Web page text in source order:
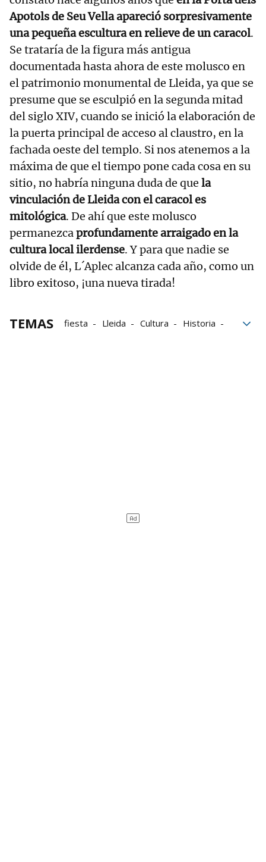
Apotols de Seu Vella apareció sorpresivamente
una pequeña escultura en relieve de un caracol.
Se trataría de la figura más antigua
documentada hasta ahora de este molusco en
el patrimonio monumental de Lleida, ya que se
presume que se esculpió en la segunda mitad
del siglo XIV, cuando se inició la elaboración de
la puerta principal de acceso al claustro, en la
fachada oeste del templo. Si nos atenemos a la
máxima de que el tiempo pone cada cosa en su
sitio, no habría ninguna duda de que la
vinculación de Lleida con el caracol es
mitológica. De ahí que este molusco
permanezcaprofundamente arraigado en la
cultura local ilerdense. Y para que nadie se
olvide de él, L´Aplec alcanza cada año, como un
libro exitoso, ¡una nueva tirada!
TEMAS fiesta Lleida Cultura
Historia